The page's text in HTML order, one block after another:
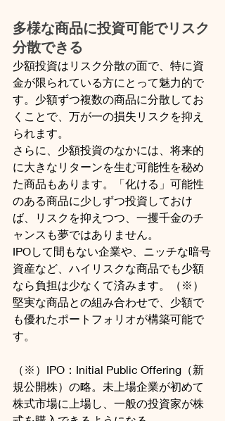
多様な商品に投資可能でリスク
分散できる
少額投資はリスク分散の面で、特に資
金が限られている方にとって魅力的で
す。少額ずつ複数の商品に分散してお
くことで、万が一の損失リスクを抑え
られます。
さらに、少額投資のなかには、将来的
に大きなリターンを生む可能性を秘め
た商品もあります。「化ける」可能性
のある商品に少しずつ投資しておけ
ば、リスクを抑えつつ、一攫千金のチ
ャンスも夢ではありません。
IPOして間もない企業や、ニッチな暗号
資産など、ハイリスクな商品でも少額
なら負担は少なくて済みます。（※）
堅実な商品との組み合わせで、少額で
も優れたポートフォリオが構築可能で
す。
（※）IPO：Initial Public Offering（新
規公開株）の略。未上場企業が初めて
株式市場に上場し、一般の投資家が株